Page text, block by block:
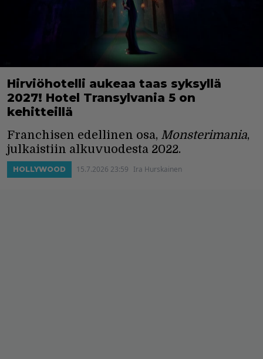
Hirviöhotelli aukeaa taas syksyllä
2027! Hotel Transylvania 5 on
kehitteillä
Franchisen edellinen osa, Monsterimania,
julkaistiin alkuvuodesta 2022.
HOLLYWOOD 15.7.2026 23:59 Ira Hurskainen